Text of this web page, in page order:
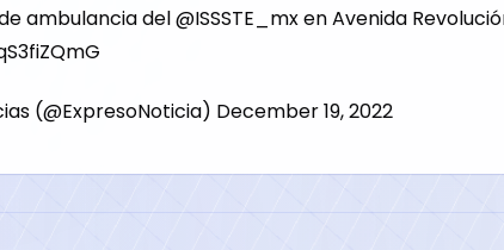
ambulancia del@ISSSTE_mxen Avenida
(@ExpresoNoticia) December 19, 2022